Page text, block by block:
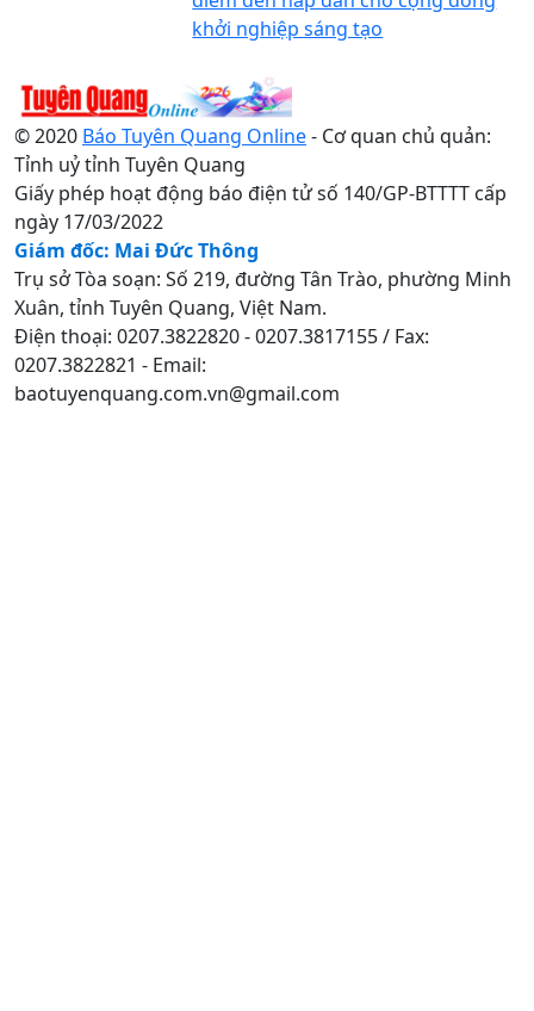
khởi nghiệp sáng tạo
© 2020 Báo Tuyên Quang Online- Cơ quan chủ quản:
Tỉnh uỷ tỉnh Tuyên Quang
Giấy phép hoạt động báo điện tử số 140/GP-BTTTT cấp
ngày 17/03/2022
Giám đốc: Mai Đức Thông
Trụ sở Tòa soạn: Số 219, đường Tân Trào, phường Minh
Xuân, tỉnh Tuyên Quang, Việt Nam.
Điện thoại: 0207.3822820 - 0207.3817155 / Fax:
0207.3822821 - Email:
baotuyenquang.com.vn@gmail.com